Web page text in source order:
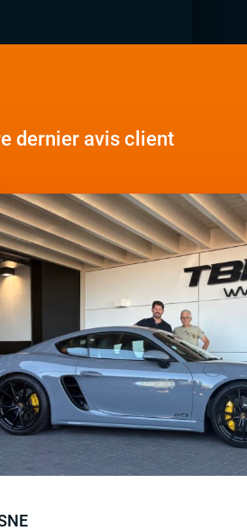
dernier avis client